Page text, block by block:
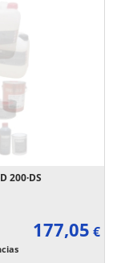
200·DS
177,05 €